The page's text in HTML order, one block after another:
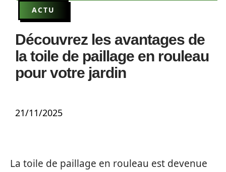
ACTU
Découvrez les avantages de
la toile de paillage en rouleau
pour votre jardin
21/11/2025
La toile de paillage en rouleau est devenue